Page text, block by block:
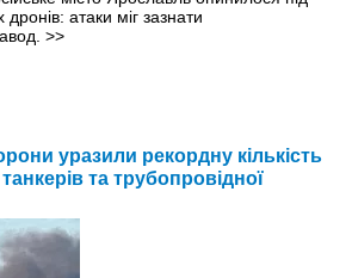
атаки міг зазнати
>>
уразили рекордну кількість
та трубопровідної